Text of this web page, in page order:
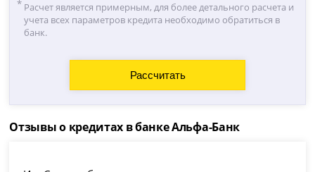
Расчет является примерным, для более детального расчета и
учета всех параметров кредита необходимо обратиться в
банк.
Отзывы о кредитах в банке Альфа-Банк